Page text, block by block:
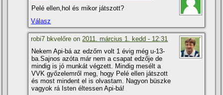
Pelé ellen,hol és mikor játszott?
Válasz
robi7 bkvelőre on2011. március 1. kedd - 12:31
Nekem Api-bá az edzőm volt 1 évig még u-13-
ba.Sajnos azóta már nem a csapat edzője de
mindig is jó munkát végzett. Mindig mesélt a
VVK győzelemről meg, hogy Pelé ellen játszott
és most mindent el is olvastam. Nagyon büszke
vagyok rá Isten éltessen Api-bá!